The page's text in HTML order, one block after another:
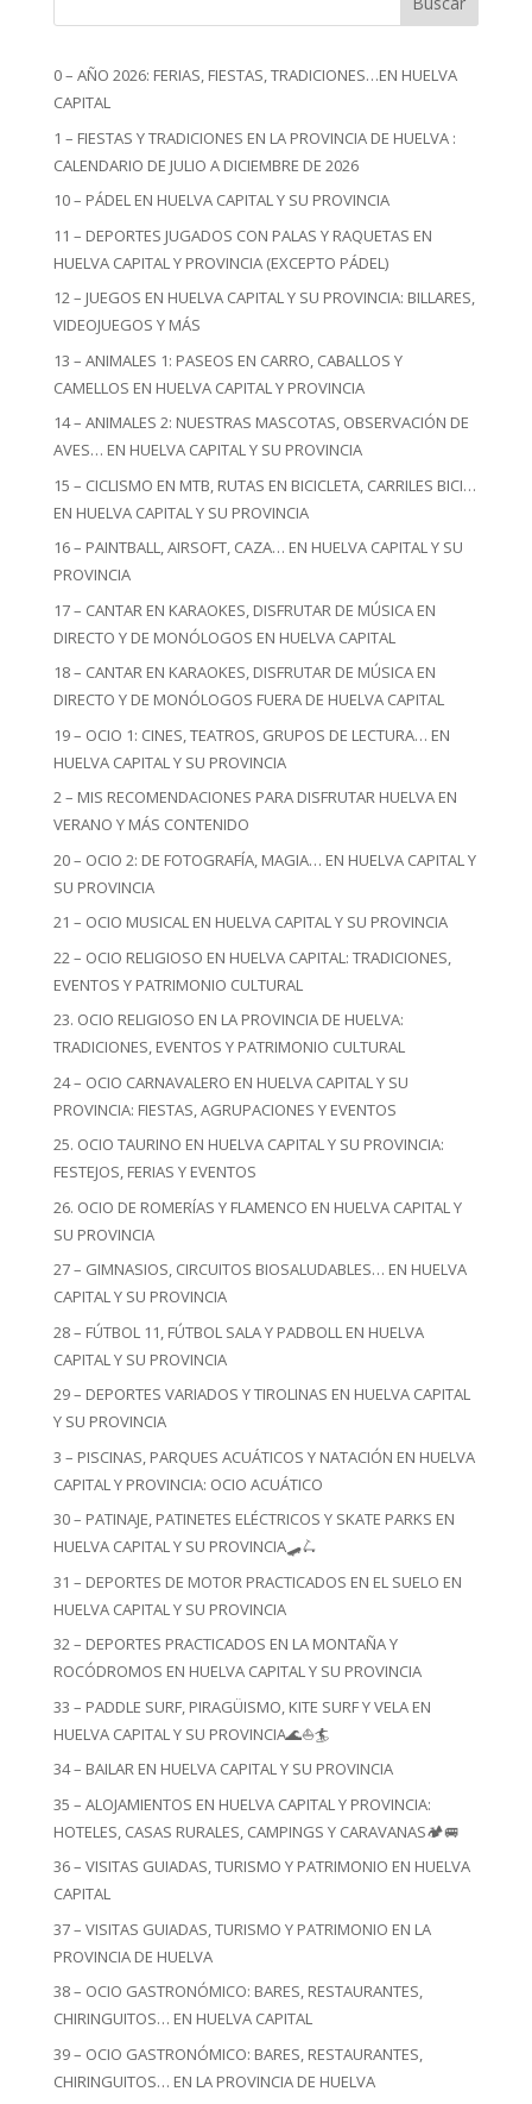
0 – AÑO 2026: FERIAS, FIESTAS, TRADICIONES…EN HUELVA
CAPITAL
1 – FIESTAS Y TRADICIONES EN LA PROVINCIA DE HUELVA :
CALENDARIO DE JULIO A DICIEMBRE DE 2026
10 – PÁDEL EN HUELVA CAPITAL Y SU PROVINCIA
11 – DEPORTES JUGADOS CON PALAS Y RAQUETAS EN
HUELVA CAPITAL Y PROVINCIA (EXCEPTO PÁDEL)
12 – JUEGOS EN HUELVA CAPITAL Y SU PROVINCIA: BILLARES,
VIDEOJUEGOS Y MÁS
13 – ANIMALES 1: PASEOS EN CARRO, CABALLOS Y
CAMELLOS EN HUELVA CAPITAL Y PROVINCIA
14 – ANIMALES 2: NUESTRAS MASCOTAS, OBSERVACIÓN DE
AVES… EN HUELVA CAPITAL Y SU PROVINCIA
15 – CICLISMO EN MTB, RUTAS EN BICICLETA, CARRILES BICI…
EN HUELVA CAPITAL Y SU PROVINCIA
16 – PAINTBALL, AIRSOFT, CAZA… EN HUELVA CAPITAL Y SU
PROVINCIA
17 – CANTAR EN KARAOKES, DISFRUTAR DE MÚSICA EN
DIRECTO Y DE MONÓLOGOS EN HUELVA CAPITAL
18 – CANTAR EN KARAOKES, DISFRUTAR DE MÚSICA EN
DIRECTO Y DE MONÓLOGOS FUERA DE HUELVA CAPITAL
19 – OCIO 1: CINES, TEATROS, GRUPOS DE LECTURA… EN
HUELVA CAPITAL Y SU PROVINCIA
2 – MIS RECOMENDACIONES PARA DISFRUTAR HUELVA EN
VERANO Y MÁS CONTENIDO
20 – OCIO 2: DE FOTOGRAFÍA, MAGIA… EN HUELVA CAPITAL Y
SU PROVINCIA
21 – OCIO MUSICAL EN HUELVA CAPITAL Y SU PROVINCIA
22 – OCIO RELIGIOSO EN HUELVA CAPITAL: TRADICIONES,
EVENTOS Y PATRIMONIO CULTURAL
23. OCIO RELIGIOSO EN LA PROVINCIA DE HUELVA:
TRADICIONES, EVENTOS Y PATRIMONIO CULTURAL
24 – OCIO CARNAVALERO EN HUELVA CAPITAL Y SU
PROVINCIA: FIESTAS, AGRUPACIONES Y EVENTOS
25. OCIO TAURINO EN HUELVA CAPITAL Y SU PROVINCIA:
FESTEJOS, FERIAS Y EVENTOS
26. OCIO DE ROMERÍAS Y FLAMENCO EN HUELVA CAPITAL Y
SU PROVINCIA
27 – GIMNASIOS, CIRCUITOS BIOSALUDABLES… EN HUELVA
CAPITAL Y SU PROVINCIA
28 – FÚTBOL 11, FÚTBOL SALA Y PADBOLL EN HUELVA
CAPITAL Y SU PROVINCIA
29 – DEPORTES VARIADOS Y TIROLINAS EN HUELVA CAPITAL
Y SU PROVINCIA
3 – PISCINAS, PARQUES ACUÁTICOS Y NATACIÓN EN HUELVA
CAPITAL Y PROVINCIA: OCIO ACUÁTICO
30 – PATINAJE, PATINETES ELÉCTRICOS Y SKATE PARKS EN
HUELVA CAPITAL Y SU PROVINCIA🛹🛴
31 – DEPORTES DE MOTOR PRACTICADOS EN EL SUELO EN
HUELVA CAPITAL Y SU PROVINCIA
32 – DEPORTES PRACTICADOS EN LA MONTAÑA Y
ROCÓDROMOS EN HUELVA CAPITAL Y SU PROVINCIA
33 – PADDLE SURF, PIRAGÜISMO, KITE SURF Y VELA EN
HUELVA CAPITAL Y SU PROVINCIA🌊⛵🏄
34 – BAILAR EN HUELVA CAPITAL Y SU PROVINCIA
35 – ALOJAMIENTOS EN HUELVA CAPITAL Y PROVINCIA:
HOTELES, CASAS RURALES, CAMPINGS Y CARAVANAS🏕️🚐
36 – VISITAS GUIADAS, TURISMO Y PATRIMONIO EN HUELVA
CAPITAL
37 – VISITAS GUIADAS, TURISMO Y PATRIMONIO EN LA
PROVINCIA DE HUELVA
38 – OCIO GASTRONÓMICO: BARES, RESTAURANTES,
CHIRINGUITOS… EN HUELVA CAPITAL
39 – OCIO GASTRONÓMICO: BARES, RESTAURANTES,
CHIRINGUITOS… EN LA PROVINCIA DE HUELVA